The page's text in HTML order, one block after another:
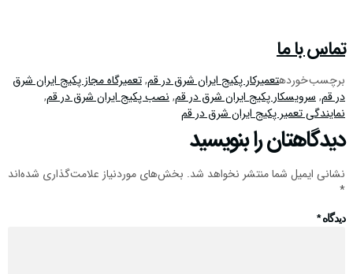
تماس با ما
برچسب خوردهتعمیرکار پکیج ایران شرق در قم,تعمیرگاه مجاز پکیج ایران شرق
در قم,سرویسکار پکیج ایران شرق در قم,نصب پکیج ایران شرق در قم,
نمایندگی تعمیر پکیج ایران شرق در قم
دیدگاهتان را بنویسید
نشانی ایمیل شما منتشر نخواهد شد. بخش‌های موردنیاز علامت‌گذاری شده‌اند
*
دیدگاه*